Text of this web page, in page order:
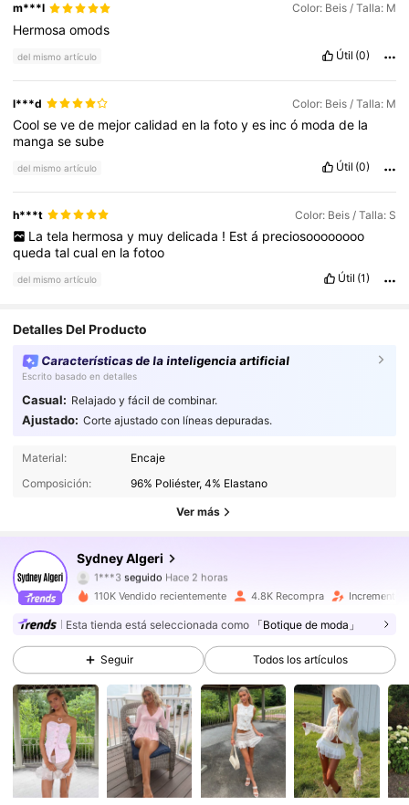
m***l Color: Beis / Talla: M
Hermosaomods
del mismo artículo Útil (0)
l***d Color: Beis / Talla: M
Coolsevede mejorcalidaden lafotoyes incó modade la
mangasesube
del mismo artículo Útil (0)
h***t Color: Beis / Talla: S
La tela hermosa y muy delicada ! Est á preciosoooooooo
quedatalcualen lafotoo
del mismo artículo Útil (1)
Detalles Del Producto
Características de la inteligencia artificial
Escrito basado en detalles
Casual: Relajado y fácil de combinar.
Ajustado: Corte ajustado con líneas depuradas.
Material:
Encaje
Composición:
96% Poliéster, 4% Elastano
Ver más
Sydney Algeri
4,73 24K Seguidores
4,73 24K Seguidores
4,73 24K Seguidores
4,73 24K Seguidores
4,73 24K Seguidores
4,73 24K Seguidores
110K Vendido recientemente 4.8K Recompra Incremento
Esta tienda está seleccionada como 「Botique de moda」
Seguir Todos los artículos